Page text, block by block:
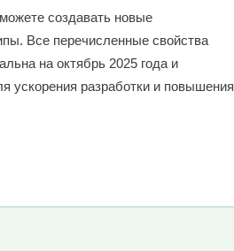
создавать новые
Все перечисленные свойства
на октябрь 2025 года и
ускорения разработки и повышения